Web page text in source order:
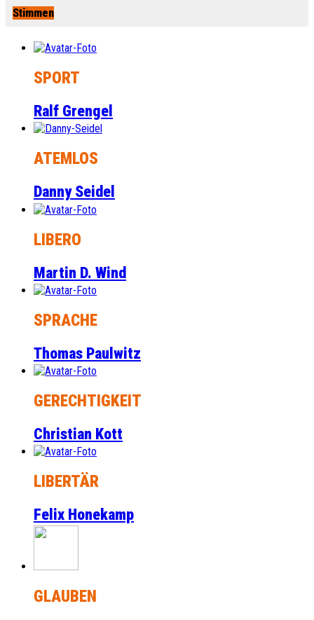
Stimmen
SPORT
Ralf Grengel
ATEMLOS
Danny Seidel
LIBERO
Martin D. Wind
SPRACHE
Thomas Paulwitz
GERECHTIGKEIT
Christian Kott
LIBERTÄR
Felix Honekamp
GLAUBEN